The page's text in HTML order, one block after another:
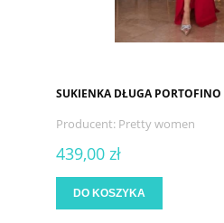
SUKIENKA DŁUGA
Producent: Pretty women
439,00 zł
DO KOSZYKA